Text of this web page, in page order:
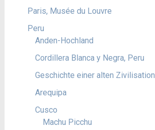
Paris, Musée du Louvre
Peru
Anden-Hochland
Cordillera Blanca y Negra, Peru
Geschichte einer alten Zivilisation
Arequipa
Cusco
Machu Picchu